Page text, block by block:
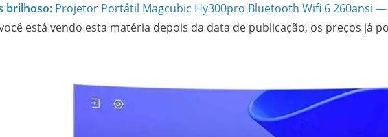
brilhoso: Projetor Portátil Magcubic Hy300pro Bluetooth Wifi 6 260ansi —
está vendo esta matéria depois da data de publicação, os preços já